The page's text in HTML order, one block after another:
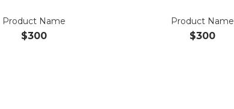
Product Name
$300
Product Name
$300